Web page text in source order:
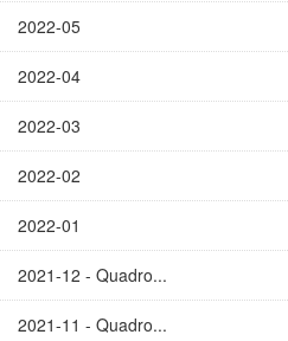
2022-05
2022-04
2022-03
2022-02
2022-01
2021-12 - Quadro...
2021-11 - Quadro...